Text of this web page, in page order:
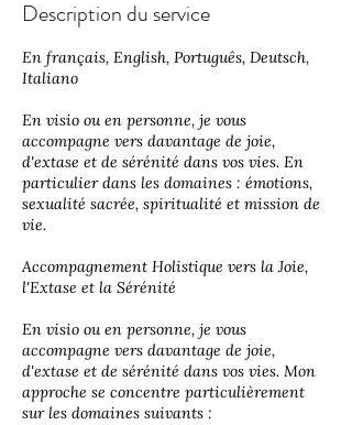
Description du service
En français, English, Português, Deutsch,
Italiano
En visio ou en personne, je vous
accompagne vers davantage de joie,
d'extase et de sérénité dans vos vies. En
particulier dans les domaines : émotions,
sexualité sacrée, spiritualité et mission de
vie.
Accompagnement Holistique vers la Joie,
l'Extase et la Sérénité
En visio ou en personne, je vous
accompagne vers davantage de joie,
d'extase et de sérénité dans vos vies. Mon
approche se concentre particulièrement
sur les domaines suivants :